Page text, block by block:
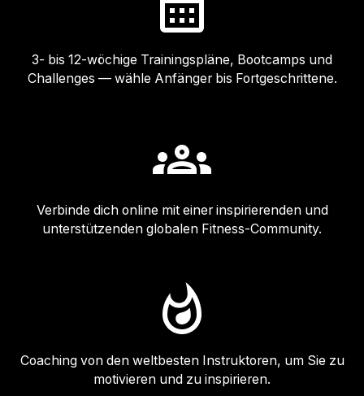
3- bis 12-wöchige Trainingspläne, Bootcamps und
Challenges — wähle Anfänger bis Fortgeschrittene.
Verbinde dich online mit einer inspirierenden und
unterstützenden globalen Fitness-Community.
Coaching von den weltbesten Instruktoren, um Sie zu
motivieren und zu inspirieren.